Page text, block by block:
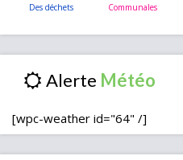
Alerte
[wpc-weather id="64" /]